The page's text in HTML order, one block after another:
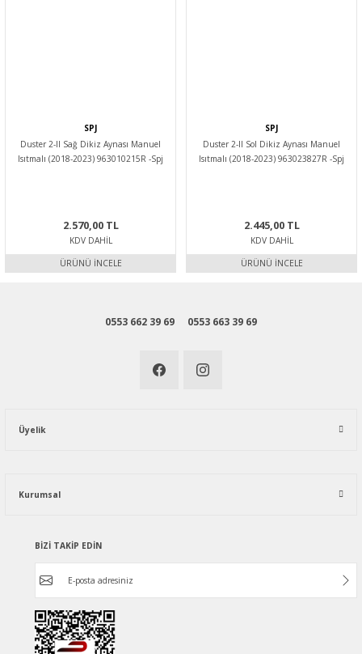
SPJ
Duster 2-II Sağ Dikiz Aynası Manuel
Isıtmalı (2018-2023) 963010215R -Spj
2.570,00 TL
KDV DAHIL
ÜRÜNÜ İNCELE
SPJ
Duster 2-II Sol Dikiz Aynası Manuel
Isıtmalı (2018-2023) 963023827R -Spj
2.445,00 TL
KDV DAHIL
ÜRÜNÜ İNCELE
0553 662 39 69 0553 663 39 69
Üyelik
Kurumsal
BİZİ TAKİP EDİN